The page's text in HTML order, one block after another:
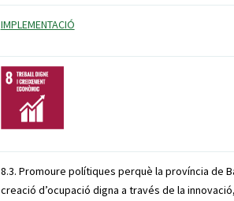
IMPLEMENTACIÓ
8.3. Promoure polítiques perquè la província de
creació d’ocupació digna a través de la